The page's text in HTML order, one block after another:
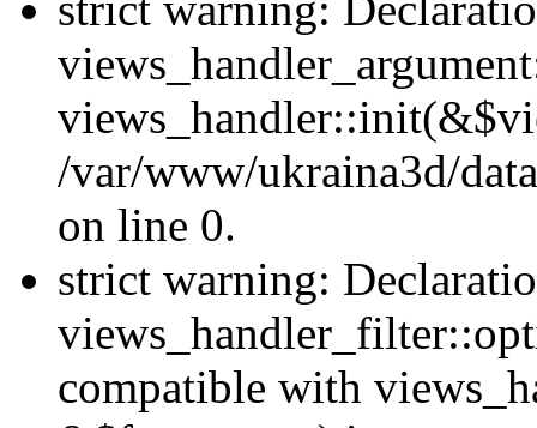
/var/www/ukraina3d/
on line 0.
strict warning:
compatible with